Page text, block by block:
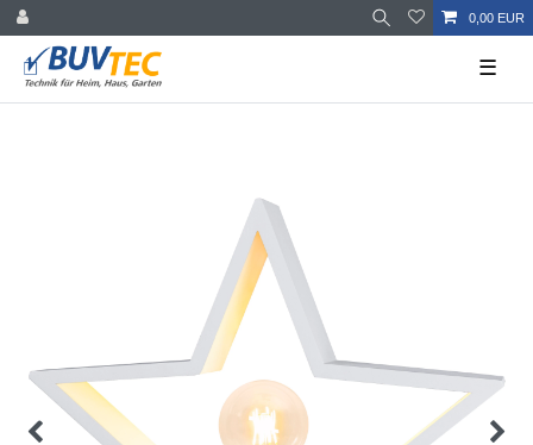
0,00 EUR
☰